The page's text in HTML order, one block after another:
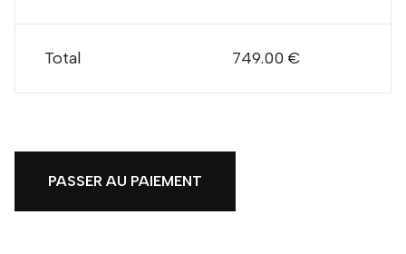
Total 749.00 €
PASSER AU PAIEMENT